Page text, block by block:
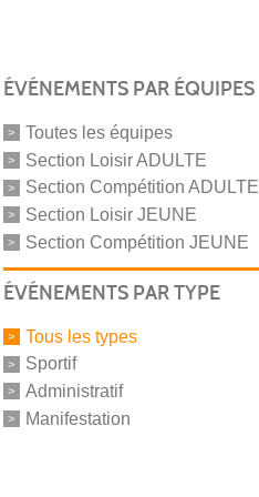
ÉVÉNEMENTS PAR ÉQUIPES
Toutes les équipes
Section Loisir ADULTE
Section Compétition ADULTE
Section Loisir JEUNE
Section Compétition JEUNE
ÉVÉNEMENTS PAR TYPE
Tous les types
Sportif
Administratif
Manifestation